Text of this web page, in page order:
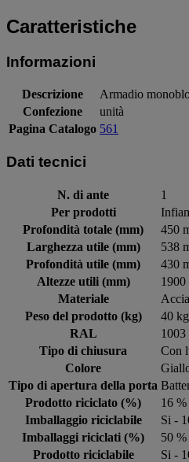
Caratteristiche
Informazioni
Descrizione
Armadio
Confezione
unità
Pagina Catalogo 561
Dati tecnici
N. di ante
1
Per prodotti
Profondità totale (mm)
450
Larghezza utile (mm)
538
Profondità utile (mm)
430
Altezze utili (mm)
1900
Materiale
Peso del prodotto (kg)
40 kg
RAL
1003
Tipo di chiusura
Con
Colore
Tipo di apertura della porta
Prodotto riciclato (%)
16 %
Imballaggio riciclabile
Si -
Imballaggi riciclati (%)
50 %
Prodotto riciclabile
Si -